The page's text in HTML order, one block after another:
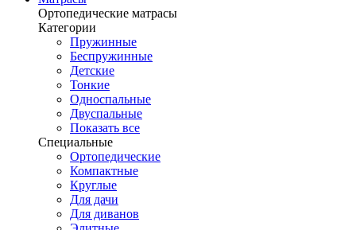
Ортопедические матрасы
Категории
Пружинные
Беспружинные
Детские
Тонкие
Односпальные
Двуспальные
Показать все
Специальные
Ортопедические
Компактные
Круглые
Для дачи
Для диванов